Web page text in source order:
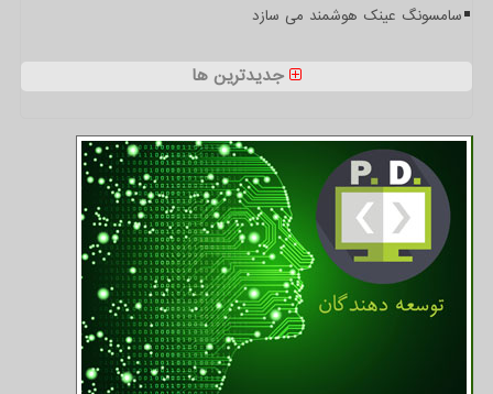
سامسونگ عینک هوشمند می سازد
جدیدترین ها